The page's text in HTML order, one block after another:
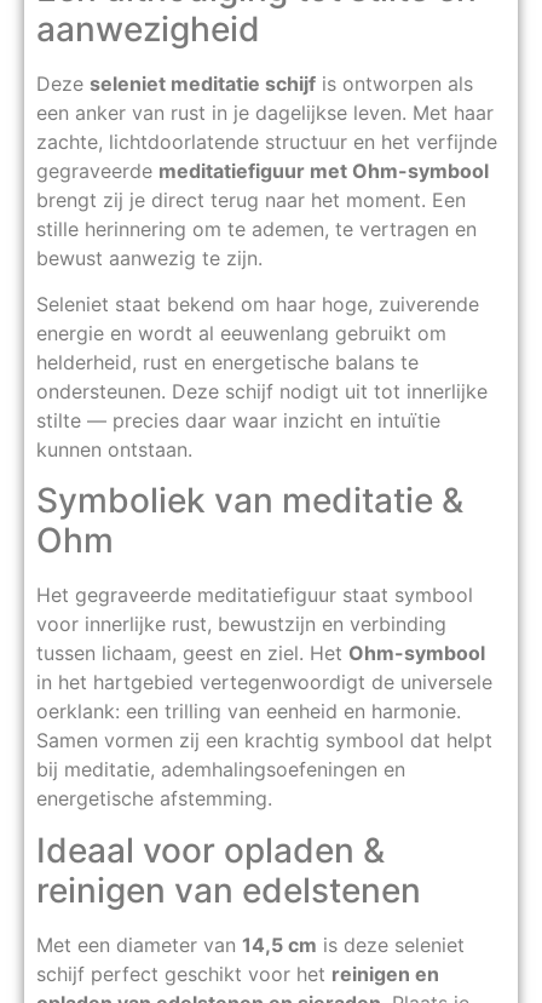
aanwezigheid
Deze seleniet meditatie schijf is ontworpen als
een anker van rust in je dagelijkse leven. Met haar
zachte, lichtdoorlatende structuur en het verfijnde
gegraveerde meditatiefiguur met Ohm-symbool
brengt zij je direct terug naar het moment. Een
stille herinnering om te ademen, te vertragen en
bewust aanwezig te zijn.
Seleniet staat bekend om haar hoge, zuiverende
energie en wordt al eeuwenlang gebruikt om
helderheid, rust en energetische balans te
ondersteunen. Deze schijf nodigt uit tot innerlijke
stilte — precies daar waar inzicht en intuïtie
kunnen ontstaan.
Symboliek van meditatie &
Ohm
Het gegraveerde meditatiefiguur staat symbool
voor innerlijke rust, bewustzijn en verbinding
tussen lichaam, geest en ziel. Het Ohm-symbool
in het hartgebied vertegenwoordigt de universele
oerklank: een trilling van eenheid en harmonie.
Samen vormen zij een krachtig symbool dat helpt
bij meditatie, ademhalingsoefeningen en
energetische afstemming.
Ideaal voor opladen &
reinigen van edelstenen
Met een diameter van 14,5 cm is deze seleniet
schijf perfect geschikt voor het reinigen en